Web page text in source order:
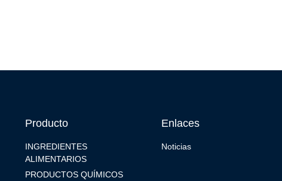
Producto
INGREDIENTES
ALIMENTARIOS
PRODUCTOS QUÍMICOS
Enlaces
Noticias